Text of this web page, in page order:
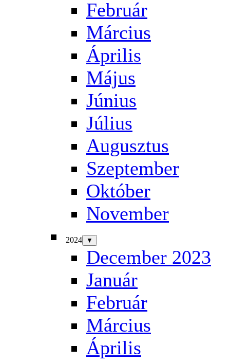
Február
Március
Április
Május
Június
Július
Augusztus
Szeptember
Október
November
2024 ▼
December 2023
Január
Február
Március
Április